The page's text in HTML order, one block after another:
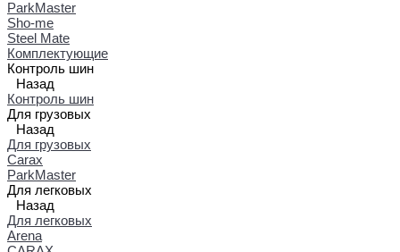
ParkMaster
Sho-me
Steel Mate
Комплектующие
Контроль шин
Назад
Контроль шин
Для грузовых
Назад
Для грузовых
Carax
ParkMaster
Для легковых
Назад
Для легковых
Arena